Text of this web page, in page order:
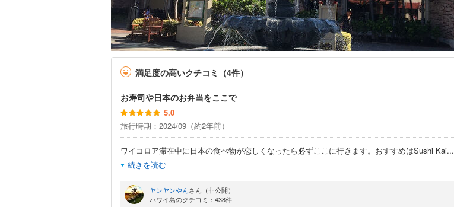
満足度の高いクチコミ（4件）
お寿司や日本のお弁当をここで
5.0
旅行時期：2024/09（約2年前）
ワイコロア滞在中に日本の食べ物が恋しくなったら必ずここに行きます。おすすめはSushi Kai...
続きを読む
ヤンヤンやんさん（非公開）
ハワイ島のクチコミ：438件